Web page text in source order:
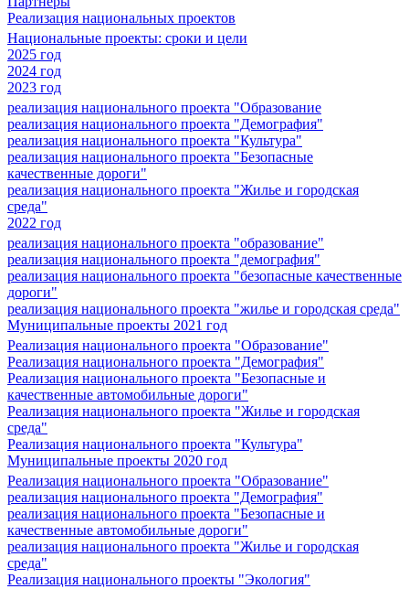
Реализация национальных проектов
Национальные проекты: сроки и цели
2025 год
2024 год
2023 год
реализация национального проекта "Образование
реализация национального проекта "Демография"
реализация национального проекта "Культура"
реализация национального проекта "Безопасные
качественные дороги"
реализация национального проекта "Жилье и городская
среда"
2022 год
реализация национального проекта "образование"
реализация национального проекта "демография"
реализация национального проекта "безопасные качественные
дороги"
реализация национального проекта "жилье и городская среда"
Муниципальные проекты 2021 год
Реализация национального проекта "Образование"
Реализация национального проекта "Демография"
Реализация национального проекта "Безопасные и
качественные автомобильные дороги"
Реализация национального проекта "Жилье и городская
среда"
Реализация национального проекта "Культура"
Муниципальные проекты 2020 год
Реализация национального проекта "Образование"
реализация национального проекта "Демография"
реализация национального проекта "Безопасные и
качественные автомобильные дороги"
реализация национального проекта "Жилье и городская
среда"
Реализация национального проекты "Экология"